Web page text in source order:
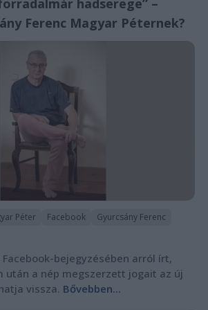
hadserege” –
Ferenc Magyar Péternek?
Péter Facebook
Gyurcsány Ferenc
Facebook-bejegyzésében arról írt,
után a nép megszerzett jogait az új
vissza. Bővebben...